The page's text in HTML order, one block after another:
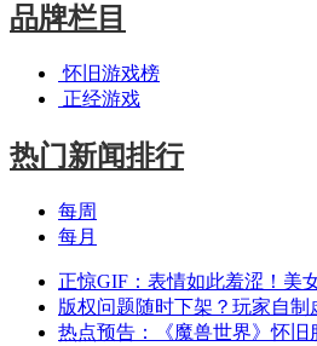
品牌栏目
怀旧游戏榜
正经游戏
热门新闻排行
每周
每月
正惊GIF：表情如此羞涩！美
版权问题随时下架？玩家自
热点预告：《魔兽世界》怀旧